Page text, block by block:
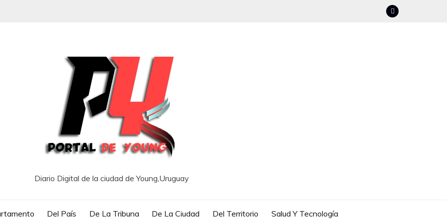
Diario Digital de la ciudad de Young,Uruguay
Del País De La Tribuna De La Ciudad Del Territorio Salud Y Tecnología